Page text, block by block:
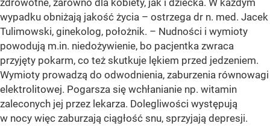
zdrowotne, zarówno dla kobiety, jak i dziecka. W każdym
wypadku obniżają jakość życia – ostrzega dr n. med. Jacek
Tulimowski, ginekolog, położnik. – Nudności i wymioty
powodują m.in. niedożywienie, bo pacjentka zwraca
przyjęty pokarm, co też skutkuje lękiem przed jedzeniem.
Wymioty prowadzą do odwodnienia, zaburzenia równowagi
elektrolitowej. Pogarsza się wchłanianie np. witamin
zaleconych jej przez lekarza. Dolegliwości występują
w nocy więc zaburzają ciągłość snu, sprzyjają depresji.